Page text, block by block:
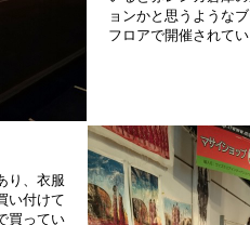
ョンかと思うような
フロアで開催されてい
り、衣服
い付けて
買ってい